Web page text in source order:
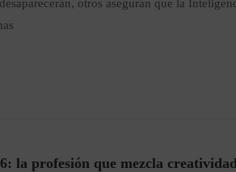
otros aseguran que la
la profesión que mezcla